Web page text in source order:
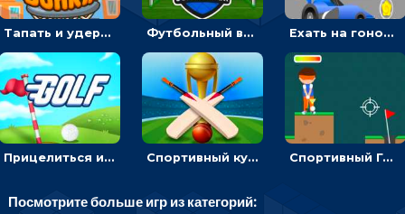
Тапать и удерживать баскетбольный мяч, чтобы попадать в кольца - спортивные Футбольный вратарь: ловить мяч и отражать атаку соперника - спортивные Ехать на гоночной машине, чтобы обходить преграды и собирать звезды - для мальчиков
Прицелиться и выстрелить мячиком для гольфа, чтобы попасть в лунку - спортивные Спортивный кубок по крикету: отражать атаку и ударять по мячику битой Спортивный Гольф-клуб: бить клюшкой по мячу, чтобы попадать в лунку с флажком
Посмотрите больше игр из категорий: